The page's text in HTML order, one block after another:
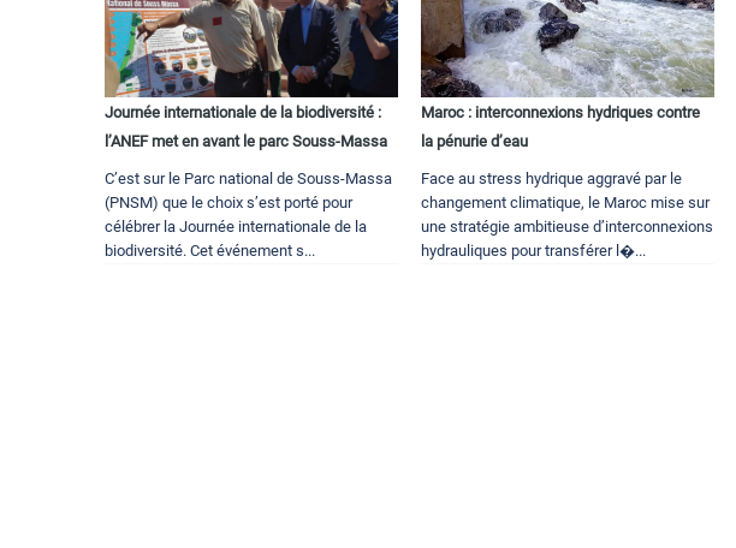
Journée internationale de la biodiversité :
l’ANEF met en avant le parc Souss-Massa
C’est sur le Parc national de Souss-Massa
(PNSM) que le choix s’est porté pour
célébrer la Journée internationale de la
biodiversité. Cet événement s...
Maroc : interconnexions hydriques contre
la pénurie d’eau
Face au stress hydrique aggravé par le
changement climatique, le Maroc mise sur
une stratégie ambitieuse d’interconnexions
hydrauliques pour transférer l�...